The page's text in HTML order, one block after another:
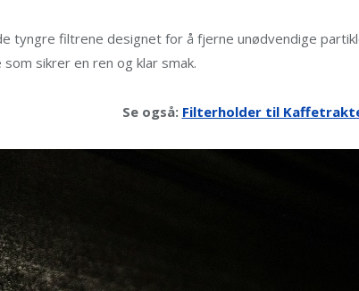
tyngre filtrene designet for å fjerne unødvendige
som sikrer en ren og klar smak.
Se også: Filterholder til